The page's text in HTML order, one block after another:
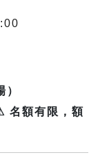
名額有限，額